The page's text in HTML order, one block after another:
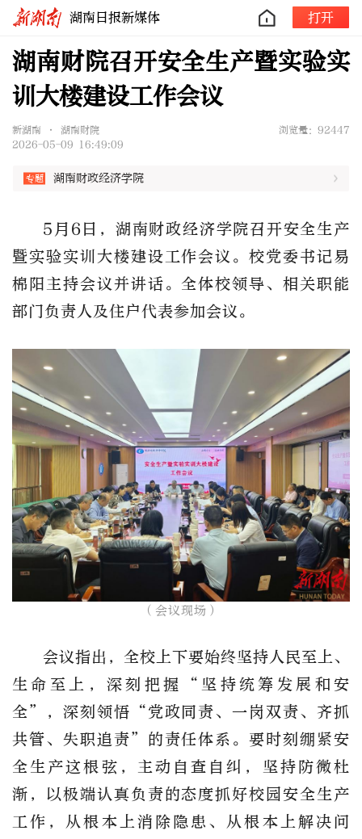
湖南日报新媒体 打开
湖南财院召开安全生产暨实验实
训大楼建设工作会议
新湖南 • 湖南财院
浏览量：92447
2026-05-09 16:49:09
湖南财政经济学院
5月6日，湖南财政经济学院召开安全生产
暨实验实训大楼建设工作会议。校党委书记易
棉阳主持会议并讲话。全体校领导、相关职能
部门负责人及住户代表参加会议。
（会议现场）​
会议指出，全校上下要始终坚持人民至上、
生命至上，深刻把握
“坚持统筹发展和安
全”，深刻领悟“党政同责、一岗双责、齐抓
共管、失职追责”的责任体系。要时刻绷紧安
全生产这根弦，主动自查自纠，坚持防微杜
渐，以极端认真负责的态度抓好校园安全生产
工作，从根本上消除隐患、从根本上解决问